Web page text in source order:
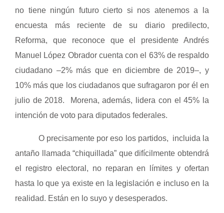
no tiene ningún futuro cierto si nos atenemos a la
encuesta más reciente de su diario predilecto,
Reforma, que reconoce que el presidente Andrés
Manuel López Obrador cuenta con el 63% de respaldo
ciudadano –2% más que en diciembre de 2019–, y
10% más que los ciudadanos que sufragaron por él en
julio de 2018. Morena, además, lidera con el 45% la
intención de voto para diputados federales.
O precisamente por eso los partidos, incluida la
antaño llamada “chiquillada” que difícilmente obtendrá
el registro electoral, no reparan en límites y ofertan
hasta lo que ya existe en la legislación e incluso en la
realidad. Están en lo suyo y desesperados.